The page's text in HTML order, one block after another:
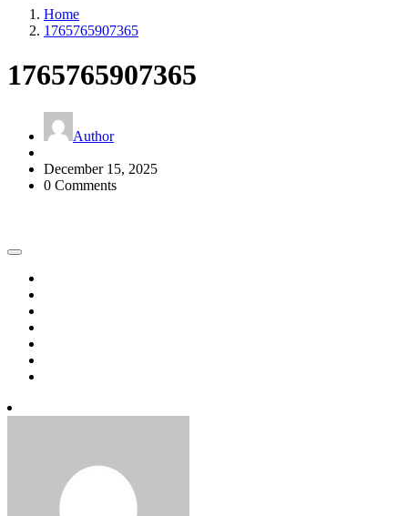
Home
1765765907365
1765765907365
Author
December 15, 2025
0 Comments